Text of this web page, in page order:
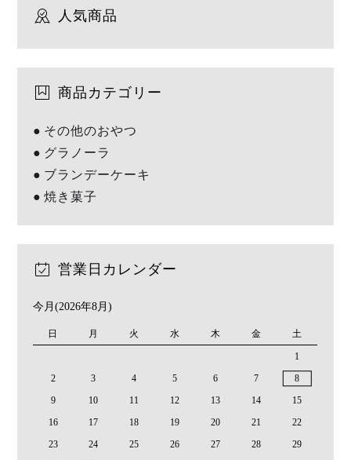
人気商品
商品カテゴリー
その他のおやつ
グラノーラ
ブランデーケーキ
焼き菓子
営業日カレンダー
今月(2026年8月)
日 月 火 水 木 金 土
1
2
3 4 5 6 7
8
9
10 11 12 13 14
15
16
17 18 19 20 21
22
23
24 25 26 27 28
29